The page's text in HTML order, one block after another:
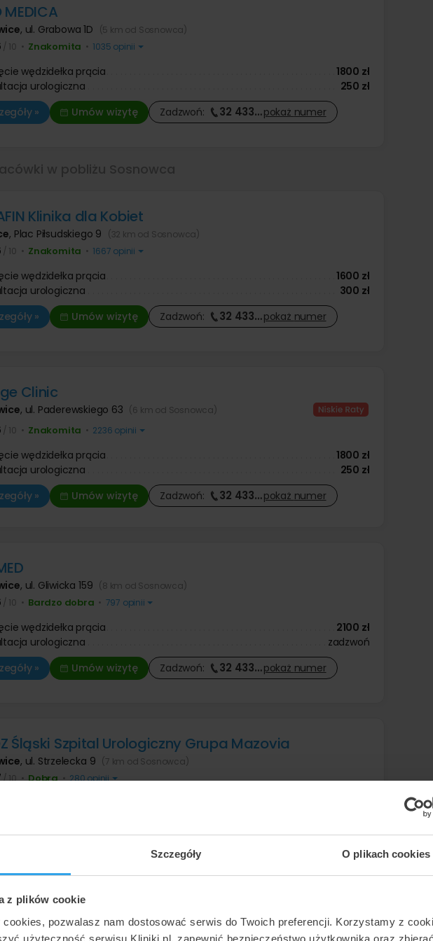
Szczegóły O plikach cookies
z plików cookie
pozwalasz nam dostosować serwis do Twoich preferencji. Korzystamy z
użyteczność serwisu Kliniki.pl, zapewnić bezpieczeństwo użytkownika oraz
MEDICA
, ul. Grabowa 1D (5 km od Sosnowca)
/ 10 • Znakomita • 1035 opinii
wędzidełka prącia
1800 zł
urologiczna
250 zł
»
Umów wizytę Zadzwoń: 32 433…pokaż numer
Klinika dla Kobiet
, Plac Piłsudskiego 9 (32 km od Sosnowca)
/ 10 • Znakomita • 1667 opinii
wędzidełka prącia
1600 zł
urologiczna
300 zł
»
Umów wizytę Zadzwoń: 32 433…pokaż numer
Clinic
, ul. Paderewskiego 63 (6 km od Sosnowca)
/ 10 • Znakomita • 2236 opinii
wędzidełka prącia
1800 zł
urologiczna
250 zł
»
Umów wizytę Zadzwoń: 32 433…pokaż numer
, ul. Gliwicka 159 (8 km od Sosnowca)
/ 10 • Bardzo dobra • 797 opinii
wędzidełka prącia
2100 zł
urologiczna
zadzwoń
»
Umów wizytę Zadzwoń: 32 433…pokaż numer
Śląski Szpital Urologiczny Grupa Mazovia
, ul. Strzelecka 9 (7 km od Sosnowca)
/ 10•Dobra•280 opinii
Medyczne GlivClinic
, ul. Dworcowa 60
• Znakomita• 7976 opinii